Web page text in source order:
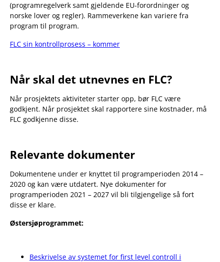
(programregelverk samt gjeldende EU-forordninger og
norske lover og regler). Rammeverkene kan variere fra
program til program.
FLC sin kontrollprosess – kommer
Når skal det utnevnes en FLC?
Når prosjektets aktiviteter starter opp, bør FLC være
godkjent. Når prosjektet skal rapportere sine kostnader, må
FLC godkjenne disse.
Relevante dokumenter
Dokumentene under er knyttet til programperioden 2014 –
2020 og kan være utdatert. Nye dokumenter for
programperioden 2021 – 2027 vil bli tilgjengelige så fort
disse er klare.
Østersjøprogrammet:
Beskrivelse av systemet for first level controll i